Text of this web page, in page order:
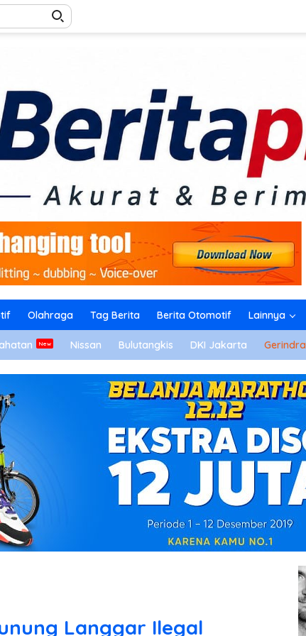
Olahraga Tag Berita Berita Otomotif Lainnya
Nissan Bulutangkis DKI Jakarta Gerindra
Langgar Ilegal